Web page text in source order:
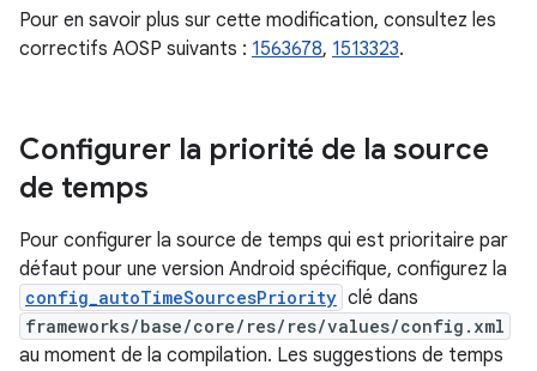
Pour en savoir plus sur cette modification, consultez les
correctifs AOSP suivants : 1563678, 1513323.
Configurer la priorité de la source
de temps
Pour configurer la source de temps qui est prioritaire par
défaut pour une version Android spécifique, configurez la
config_autoTimeSourcesPriority clé dans
frameworks/base/core/res/res/values/config.xml
au moment de la compilation. Les suggestions de temps